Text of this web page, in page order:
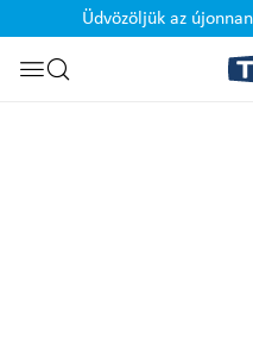
Ugrás a kereséshez
Üdvözöljük az